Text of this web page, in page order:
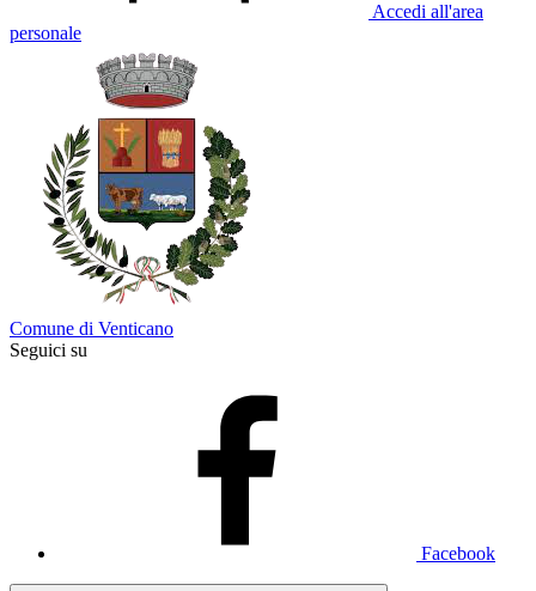
Accedi all'area
personale
Comune di Venticano
Seguici su
Facebook